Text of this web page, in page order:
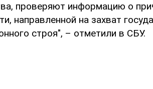
проверяют информацию о
направленной на захват
строя", – отметили в СБУ.